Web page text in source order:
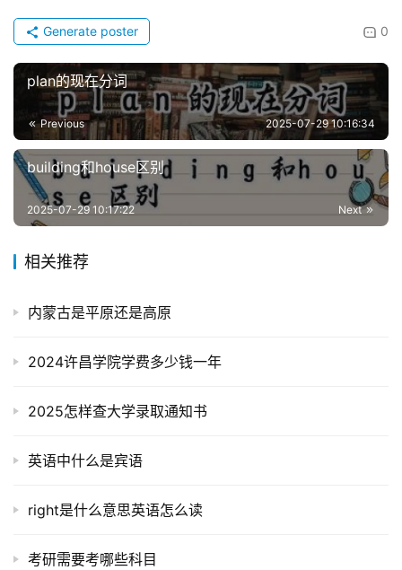
0
Generate poster
plan的现在分词
Previous 2025-07-29 10:16:34
building和house区别
Next
2025-07-29 10:17:22
相关推荐
内蒙古是平原还是高原
2024许昌学院学费多少钱一年
2025怎样查大学录取通知书
英语中什么是宾语
right是什么意思英语怎么读
考研需要考哪些科目